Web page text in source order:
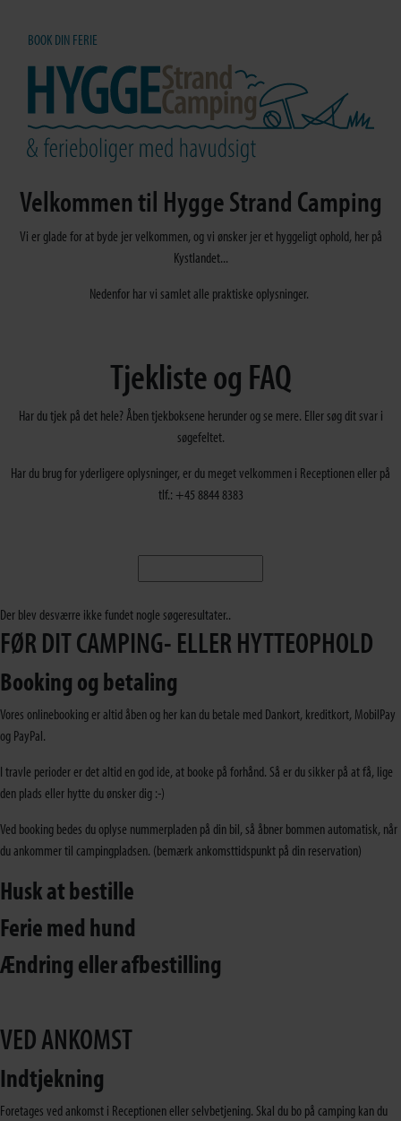
BOOK DIN FERIE
Velkommen til Hygge Strand Camping
Vi er glade for at byde jer velkommen, og vi ønsker jer et hyggeligt ophold, her på
Kystlandet...
Nedenfor har vi samlet alle praktiske oplysninger.
Tjekliste og FAQ
Har du tjek på det hele? Åben tjekboksene herunder og se mere. Eller søg dit svar i
søgefeltet.
Har du brug for yderligere oplysninger, er du meget velkommen i Receptionen eller på
tlf.: +45 8844 8383
Der blev desværre ikke fundet nogle søgeresultater..
FØR DIT CAMPING- ELLER HYTTEOPHOLD
Booking og betaling
Vores onlinebooking er altid åben og her kan du betale med Dankort, kreditkort, MobilPay
og PayPal.
I travle perioder er det altid en god ide, at booke på forhånd. Så er du sikker på at få, lige
den plads eller hytte du ønsker dig :-)
Ved booking bedes du oplyse nummerpladen på din bil, så åbner bommen automatisk, når
du ankommer til campingpladsen. (bemærk ankomsttidspunkt på din reservation)
Husk at bestille
Ferie med hund
Ændring eller afbestilling
VED ANKOMST
Indtjekning
Foretages ved ankomst i Receptionen eller selvbetjening. Skal du bo på camping kan du